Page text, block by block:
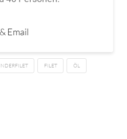
Email
FILET ÖL